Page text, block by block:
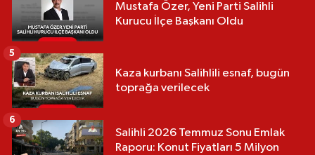
Mustafa Özer, Yeni Parti Salihli
Kurucu İlçe Başkanı Oldu
Kaza kurbanı Salihlili esnaf, bugün
toprağa verilecek
5
Salihli 2026 Temmuz Sonu Emlak
Raporu: Konut Fiyatları 5 Milyon
6